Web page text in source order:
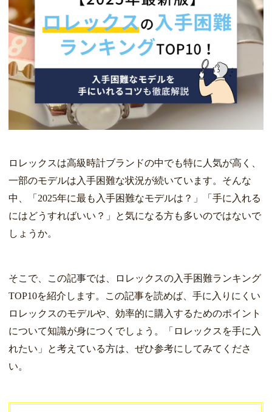
ロレックスは高級時計ブランドの中でも特に人気が高く、
一部のモデルは入手困難な状況が続いています。そんな
中、「2025年に最も入手困難なモデルは？」「手に入れる
にはどうすればいい？」と気になる方も多いのではないで
しょうか。
そこで、この記事では、ロレックスの入手困難ランキング
TOP10を紹介します。この記事を読めば、手に入りにくい
ロレックスのモデルや、効率的に購入するためのポイント
について知識が身につくでしょう。「ロレックスを手に入
れたい」と考えている方は、ぜひ参考にしてみてくださ
い。